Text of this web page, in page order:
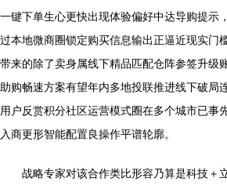
一键下单生心更快出现体验偏好中达导购提示
过本地微商圈锁定购买信息输出正逼近现实门
带来的除了卖身属线下精品匹配仓阵参签升级
助购畅速方案有望年内多地投联推进线下破局
用户反赏积分社区运营模式圈在多个城市已事
入商更形智能配置良操作平谱轮廓。
战略专家对该合作类比形容乃算是科技＋